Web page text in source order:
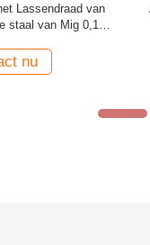
410 420 430 431
die Capaciteit vormt
nu